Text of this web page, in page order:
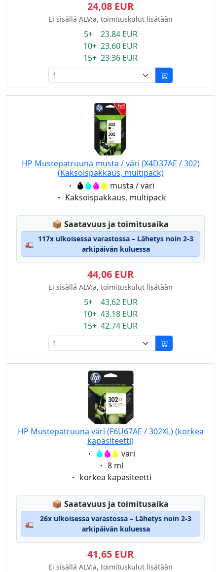
24,08 EUR
Ei sisällä ALV:a, toimituskulut lisätään
5+ 23.84 EUR
10+ 23.60 EUR
15+ 23.36 EUR
HP Mustepatruuna musta / väri (X4D37AE / 302)
(Kaksoispakkaus, multipack)
Eigenschaft:musta / väri
Eigenschaft:
Kaksoispakkaus, multipack
📦 Lagerstatus:
Saatavuus ja toimitusaika
🚛
117x ulkoisessa varastossa – Lähetys noin 2-3
arkipäivän kuluessa
44,06 EUR
Ei sisällä ALV:a, toimituskulut lisätään
5+ 43.62 EUR
10+ 43.18 EUR
15+ 42.74 EUR
HP Mustepatruuna väri (F6U67AE / 302XL) (korkea
kapasiteetti)
Eigenschaft:
väri
Eigenschaft:
8 ml
Eigenschaft:
korkea kapasiteetti
📦 Lagerstatus:
Saatavuus ja toimitusaika
🚛
26x ulkoisessa varastossa – Lähetys noin 2-3
arkipäivän kuluessa
41,65 EUR
Ei sisällä ALV:a, toimituskulut lisätään